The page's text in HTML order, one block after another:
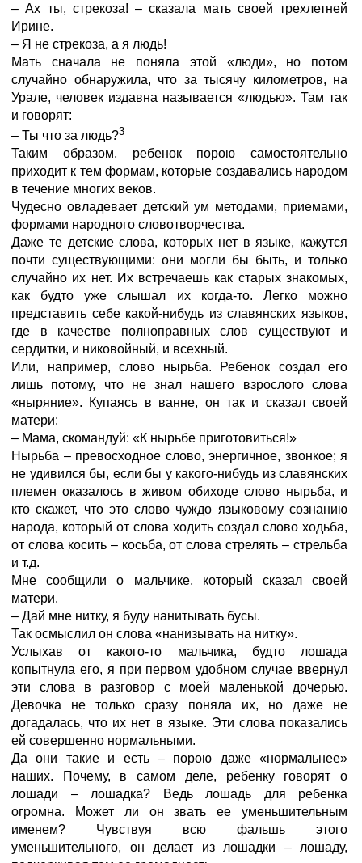
– Ах ты, стрекоза! – сказала мать своей трехлетней
Ирине.
– Я не стрекоза, а я людь!
Мать сначала не поняла этой «люди», но потом
случайно обнаружила, что за тысячу километров, на
Урале, человек издавна называется «людью». Там так
и говорят:
– Ты что за людь?3
Таким образом, ребенок порою самостоятельно
приходит к тем формам, которые создавались народом
в течение многих веков.
Чудесно овладевает детский ум методами, приемами,
формами народного словотворчества.
Даже те детские слова, которых нет в языке, кажутся
почти существующими: они могли бы быть, и только
случайно их нет. Их встречаешь как старых знакомых,
как будто уже слышал их когда-то. Легко можно
представить себе какой-нибудь из славянских языков,
где в качестве полноправных слов существуют и
сердитки, и никовойный, и всехный.
Или, например, слово нырьба. Ребенок создал его
лишь потому, что не знал нашего взрослого слова
«ныряние». Купаясь в ванне, он так и сказал своей
матери:
– Мама, скомандуй: «К нырьбе приготовиться!»
Нырьба – превосходное слово, энергичное, звонкое; я
не удивился бы, если бы у какого-нибудь из славянских
племен оказалось в живом обиходе слово нырьба, и
кто скажет, что это слово чуждо языковому сознанию
народа, который от слова ходить создал слово ходьба,
от слова косить – косьба, от слова стрелять – стрельба
и т.д.
Мне сообщили о мальчике, который сказал своей
матери.
– Дай мне нитку, я буду нанитывать бусы.
Так осмыслил он слова «нанизывать на нитку».
Услыхав от какого-то мальчика, будто лошада
копытнула его, я при первом удобном случае ввернул
эти слова в разговор с моей маленькой дочерью.
Девочка не только сразу поняла их, но даже не
догадалась, что их нет в языке. Эти слова показались
ей совершенно нормальными.
Да они такие и есть – порою даже «нормальнее»
наших. Почему, в самом деле, ребенку говорят о
лошади – лошадка? Ведь лошадь для ребенка
огромна. Может ли он звать ее уменьшительным
именем? Чувствуя всю фальшь этого
уменьшительного, он делает из лошадки – лошаду,